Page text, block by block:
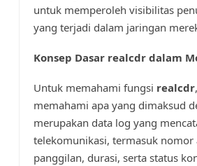
untuk memperoleh visibilitas
yang terjadi dalam jaringan
Konsep Dasar realcdr dalam
Untuk memahami fungsi realcdr
memahami apa yang dimaksud
merupakan data log yang
telekomunikasi, termasuk
panggilan, durasi, serta status